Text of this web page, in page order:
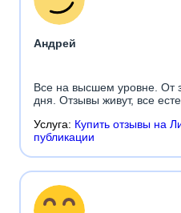
Андрей
Все на высшем уровне. От
дня. Отзывы живут, все
Услуга: Купить отзывы на
публикации